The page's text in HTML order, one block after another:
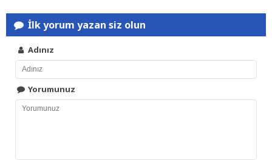
İlk yorum yazan siz olun
Adınız
Yorumunuz